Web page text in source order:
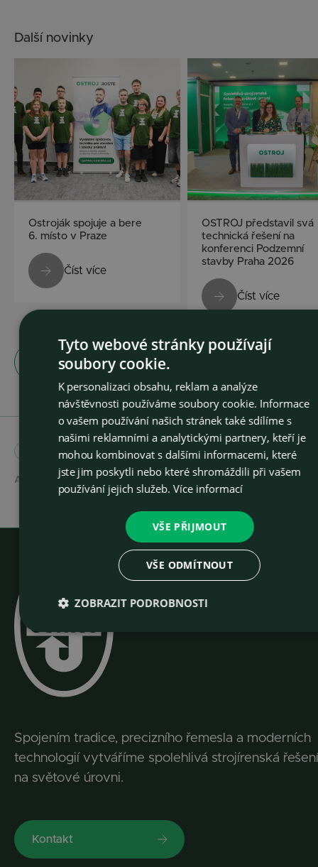
Další novinky
Ostroják spojuje a bere
6. místo v Praze
Číst více
OSTROJ představil svá
technická řešení na
konferenci Podzemní
stavby Praha 2026
Číst více
Zobrazit všechny novinky
Novinky Udržitelnost Podporujeme
Autor: / 1. 7. 2024
Spojením tradice, precizního řemesla a moderních
technologií vytváříme spolehlivá strojírenská řešení
na světové úrovni.
Kontakt
Tyto webové stránky používají
soubory cookie.
K personalizaci obsahu, reklam a analýze
návštěvnosti používáme soubory cookie. Informace
o vašem používání našich stránek také sdílíme s
našimi reklamními a analytickými partnery, kteří je
mohou kombinovat s dalšími informacemi, které
jste jim poskytli nebo které shromáždili při vašem
používání jejich služeb. Více informací
VŠE PŘIJMOUT
VŠE ODMÍTNOUT
ZOBRAZIT PODROBNOSTI